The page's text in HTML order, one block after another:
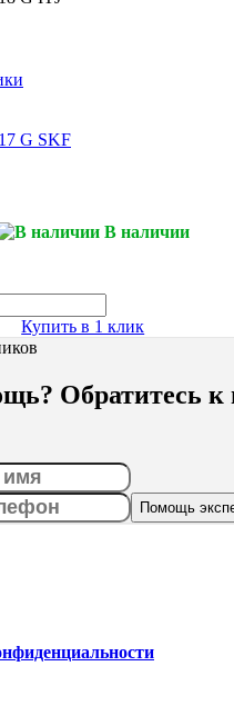
G SKF
В наличии
Купить в 1 клик
Обратитесь к